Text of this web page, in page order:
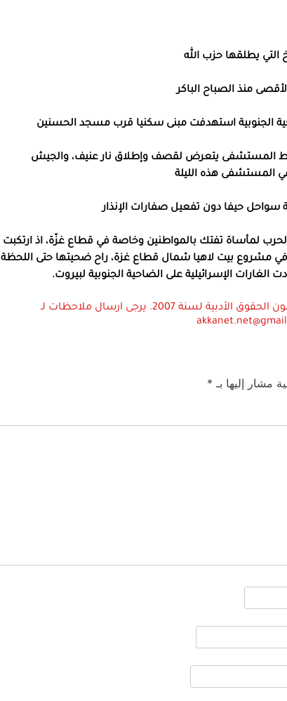
التي يطلقها حزب الله
الجنوبية استهدفت مبنى سكنيا قرب مسجد الحسنين
المستشفى يتعرض لقصف وإطلاق نار عنيف، والجيش
المستشفى هذه الليلة
حيفا دون تفعيل صفارات الإنذار
الأزمة وتتحوّل الحرب لمأساة تفتك بالمواطنين وخاصة في قطاع غزّة، اذ ارتكبت
في مشروع بيت لاهيا شمال قطاع غزة، راح ضحيتها حتى اللحظة
استعمال المضامين بموجب بند 27 أ لقانون الحقوق الأدبية لسنة 2007. يرجى ارسال ملاحظات لـ
مشار إليها بـ *